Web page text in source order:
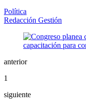
Política
Redacción Gestión
anterior
1
siguiente